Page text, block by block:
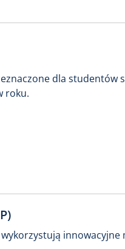
dla studentów
roku.
innowacyjne